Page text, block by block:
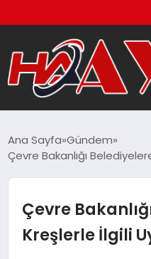
EĞITIM
EKONOMI
Ana Sayfa Gündem
Çevre Bakanlığı
Çevre
Kreşlerle İlgili